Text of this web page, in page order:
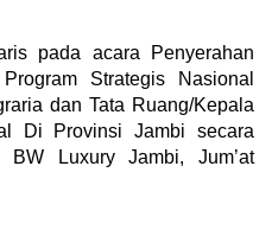
pada acara Penyerahan
Strategis Nasional
dan Tata Ruang/Kepala
Di Provinsi Jambi secara
Luxury Jambi, Jum’at